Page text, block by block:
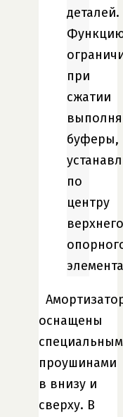
деталей.
при
сжатии
буферы,
по
центру
верхнего
оснащены
проушинами
в внизу и
сверху. В